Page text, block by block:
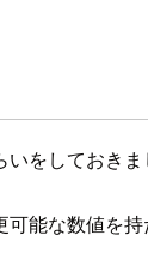
をしておきま
能な数値を持